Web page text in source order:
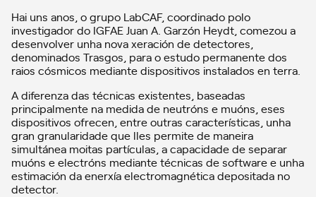
Hai uns anos, o grupo LabCAF, coordinado polo
investigador do IGFAE Juan A. Garzón Heydt, comezou a
desenvolver unha nova xeración de detectores,
denominados Trasgos, para o estudo permanente dos
raios cósmicos mediante dispositivos instalados en terra.
A diferenza das técnicas existentes, baseadas
principalmente na medida de neutróns e muóns, eses
dispositivos ofrecen, entre outras características, unha
gran granularidade que lles permite de maneira
simultánea moitas partículas, a capacidade de separar
muóns e electróns mediante técnicas de software e unha
estimación da enerxía electromagnética depositada no
detector.